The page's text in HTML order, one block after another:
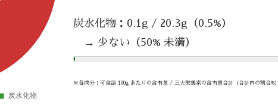
炭水化物：0.1g / 20.3g（0.5%）
→ 少ない（50% 未満）
※各成分：可食部 100g あたりの含有量 / 三大栄養素の含有量合計（合計内の割合%）